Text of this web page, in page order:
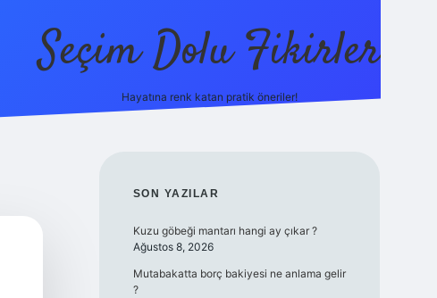
Seçim Dolu Fikirler
Hayatına renk katan pratik öneriler!
SIDEBAR
SON YAZILAR
Kuzu göbeği mantarı hangi ay çıkar ?
Ağustos 8, 2026
Mutabakatta borç bakiyesi ne anlama gelir
?